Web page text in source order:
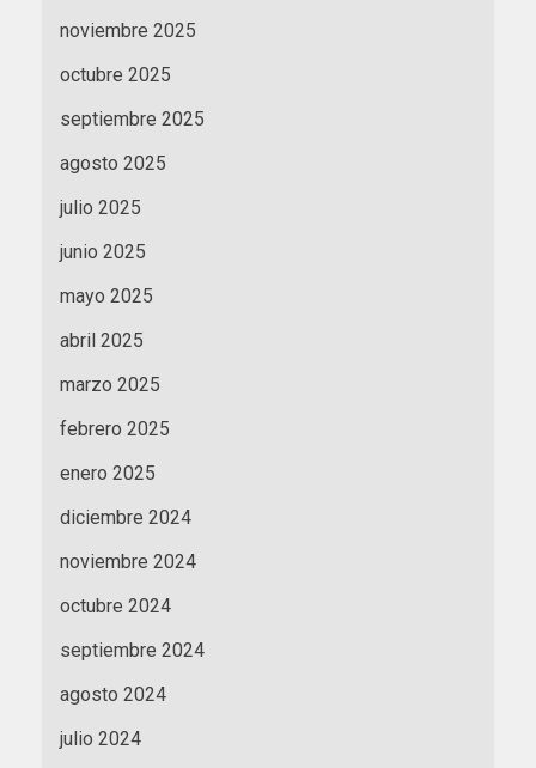
noviembre 2025
octubre 2025
septiembre 2025
agosto 2025
julio 2025
junio 2025
mayo 2025
abril 2025
marzo 2025
febrero 2025
enero 2025
diciembre 2024
noviembre 2024
octubre 2024
septiembre 2024
agosto 2024
julio 2024